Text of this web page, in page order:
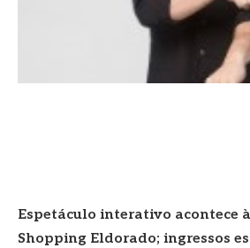
Espetáculo interativo acontece
Shopping Eldorado; ingressos